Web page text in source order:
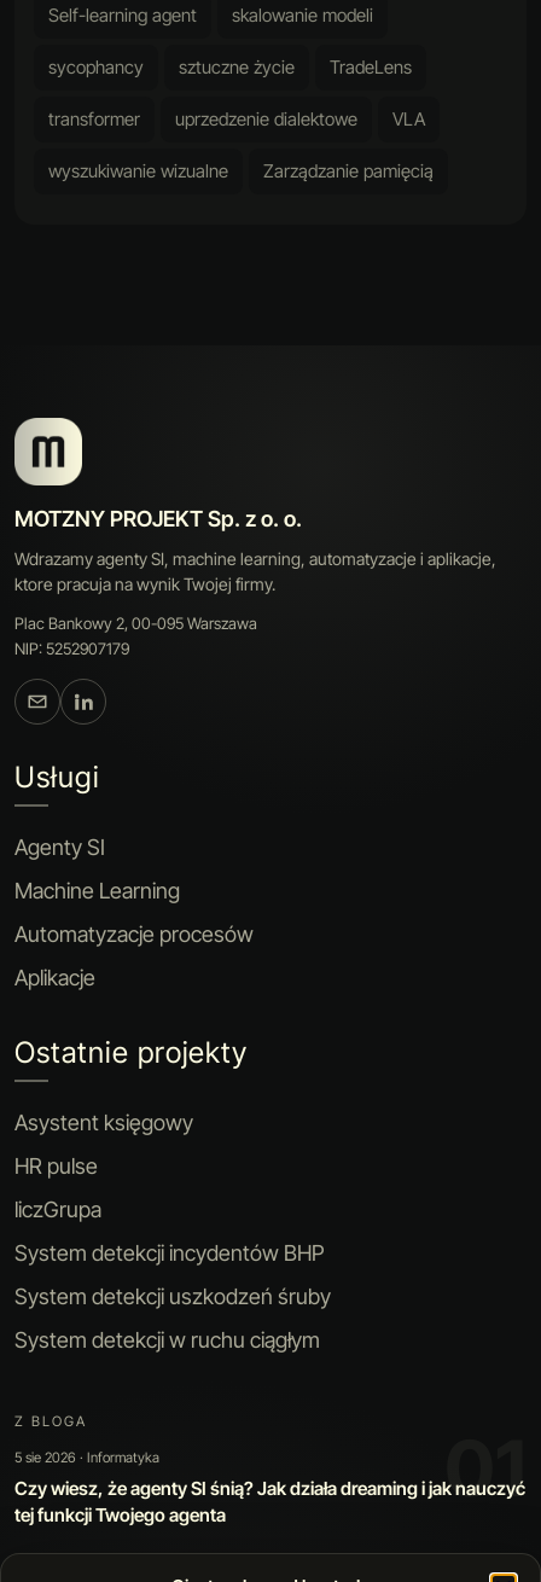
Self-learning agent skalowanie modeli
sycophancy sztuczne życie TradeLens
transformer uprzedzenie dialektowe VLA
wyszukiwanie wizualne Zarządzanie pamięcią
MOTZNY PROJEKT Sp. z o. o.
Wdrazamy agenty SI, machine learning, automatyzacje i aplikacje,
ktore pracuja na wynik Twojej firmy.
Plac Bankowy 2, 00-095 Warszawa
NIP: 5252907179
Usługi
Agenty SI
Machine Learning
Automatyzacje procesów
Aplikacje
Ostatnie projekty
Asystent księgowy
HR pulse
liczGrupa
System detekcji incydentów BHP
System detekcji uszkodzeń śruby
System detekcji w ruchu ciągłym
Z BLOGA 02
30 lip 2026 · Sztuczna inteligencja
Kiedy automatyzacja jest warta swojej ceny: jak zbudowaliśmy
narzędzie, które poprawia samo siebie